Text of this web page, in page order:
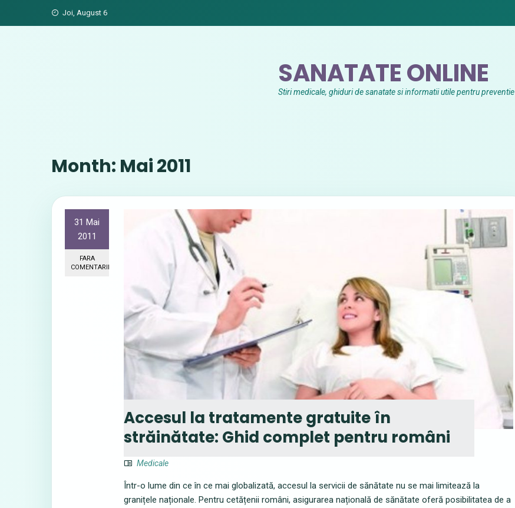
Joi, August 6
SANATATE ONLINE
Stiri medicale, ghiduri de sanatate si informatii utile pentru preventie
Month: Mai 2011
31 Mai
2011
FARA
COMENTARII
Accesul la tratamente gratuite în
străinătate: Ghid complet pentru români
Medicale
Într-o lume din ce în ce mai globalizată, accesul la servicii de sănătate nu se mai limitează la
granițele naționale. Pentru cetățenii români, asigurarea națională de sănătate oferă posibilitatea de a